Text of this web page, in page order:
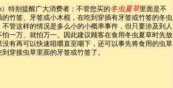
）特别提醒广大消费者：不管您买的冬虫夏草里面是不
竹签、牙签或小木棍，在吃到穿插有牙签或竹签的冬虫
管这样的情况是多么小的小概率事件，但只要涉及到人
一万、就怕万一。因此建议顾客在食用冬虫夏草时先放
有再可以快速咀嚼直至咽下，还可以事先将食用的虫草
穿接虫草里面的牙签或竹签了。